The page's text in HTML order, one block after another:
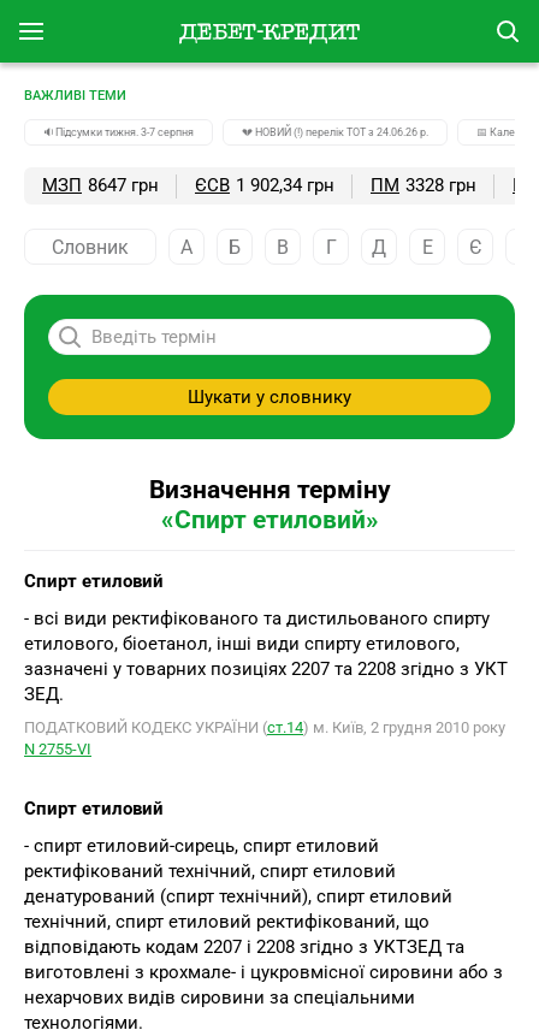
ВАЖЛИВІ ТЕМИ
🔉Підсумки тижня. 3-7 серпня 💔 НОВИЙ (!) перелік ТОТ з 24.06.26 р. 📅
МЗП 8647 грн ЄСВ 1 902,34 грн ПМ 3328 грн
Словник А Б В Г Д Е Є
Шукати у словнику
Визначення терміну
«Спирт етиловий»
Спирт етиловий
- всі види ректифікованого та дистильованого спирту
етилового, біоетанол, інші види спирту етилового,
зазначені у товарних позиціях 2207 та 2208 згідно з УКТ
ЗЕД.
ПОДАТКОВИЙ КОДЕКС УКРАЇНИ (ст.14) м. Київ, 2 грудня 2010 року
N 2755-VІ
Спирт етиловий
- спирт етиловий-сирець, спирт етиловий
ректифікований технічний, спирт етиловий
денатурований (спирт технічний), спирт етиловий
технічний, спирт етиловий ректифікований, що
відповідають кодам 2207 і 2208 згідно з УКТЗЕД та
виготовлені з крохмале- і цукровмісної сировини або з
нехарчових видів сировини за спеціальними
технологіями.